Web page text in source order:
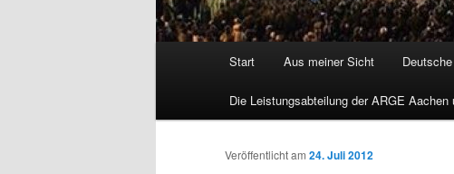
Start Aus meiner Sicht
Die Leistungsabteilung der ARGE
Veröffentlicht am 24. Juli 2012